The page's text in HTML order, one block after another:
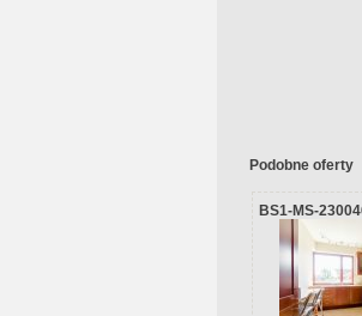
Podobne oferty
BS1-MS-